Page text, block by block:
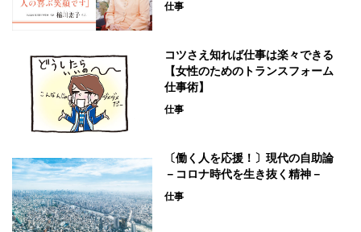
仕事
コツさえ知れば仕事は楽々できる
【女性のためのトランスフォーム
仕事術】
仕事
〔働く人を応援！〕現代の自助論
－コロナ時代を生き抜く精神－
仕事